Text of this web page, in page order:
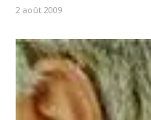
2 août 2009